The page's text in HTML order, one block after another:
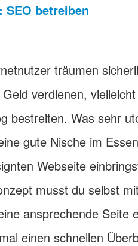
SEO betreiben
träumen
verdienen,
bestreiten. Was sehr
gute Nische im
Webseite
musst du selbst
ansprechende Seite
einen schnellen